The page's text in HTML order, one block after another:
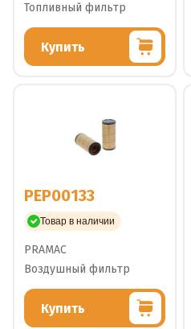
Топливный фильтр
Купить
PEP00133
Товар в наличии
PRAMAC
Воздушный фильтр
Купить